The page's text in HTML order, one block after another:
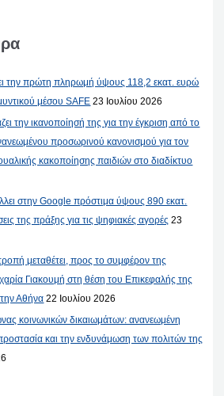
την πρώτη πληρωμή ύψους 118,2 εκατ. ευρώ
μέσου SAFE 23 Ιουλίου 2026
την ικανοποίησή της για την έγκριση από το
προσωρινού κανονισμού για τον
κακοποίησης παιδιών στο διαδίκτυο
στην Google πρόστιμα ύψους 890 εκατ.
της πράξης για τις ψηφιακές αγορές 23
μεταθέτει, προς το συμφέρον της
Γιακουμή στη θέση του Επικεφαλής της
Αθήνα 22 Ιουλίου 2026
κοινωνικών δικαιωμάτων: ανανεωμένη
και την ενδυνάμωση των πολιτών της